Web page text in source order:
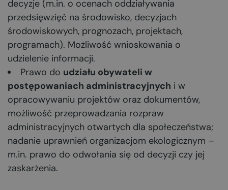
decyzje (m.in. o ocenach oddziaływania
przedsięwzięć na środowisko, decyzjach
środowiskowych, prognozach, projektach,
programach). Możliwość wnioskowania o
udzielenie informacji.
Prawo do udziału obywateli w
postępowaniach administracyjnych i w
opracowywaniu projektów oraz dokumentów,
możliwość przeprowadzania rozpraw
administracyjnych otwartych dla społeczeństwa;
nadanie uprawnień organizacjom ekologicznym –
m.in. prawo do odwołania się od decyzji czy jej
zaskarżenia.